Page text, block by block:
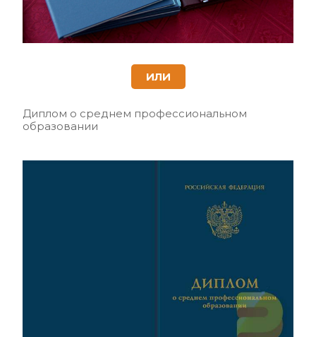
ИЛИ
Диплом о среднем профессиональном
образовании